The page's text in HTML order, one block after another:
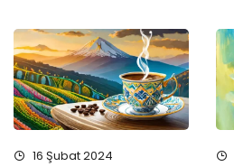
16 Şubat 2024